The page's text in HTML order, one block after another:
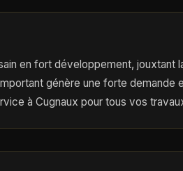
en fort développement, jouxtant
génère une forte demande
à Cugnaux pour tous vos